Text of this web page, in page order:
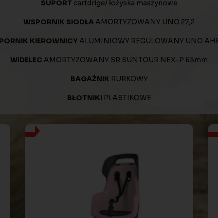
SUPORT cartdrige/ łożyska maszynowe
WSPORNIK SIODŁA AMORTYZOWANY UNO 27,2
KIEROWNICY ALUMINIOWY REGULOWANY UNO
WIDELEC AMORTYZOWANY SR SUNTOUR NEX-P 63mm
BAGAŻNIK RURKOWY
BŁOTNIKI PLASTIKOWE